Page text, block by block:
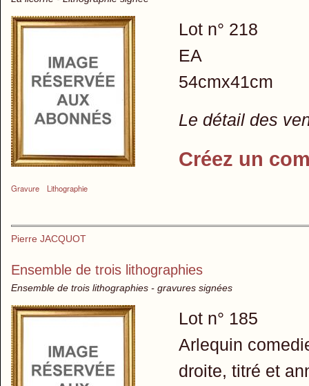
Gravure Lithographie
Lot n° 218
EA
54cmx41cm
Le détail des
Créez un
Pierre JACQUOT
Ensemble de trois lithographies
Ensemble de trois lithographies - gravures signées
Lot n° 185
Arlequin
droite, titré et